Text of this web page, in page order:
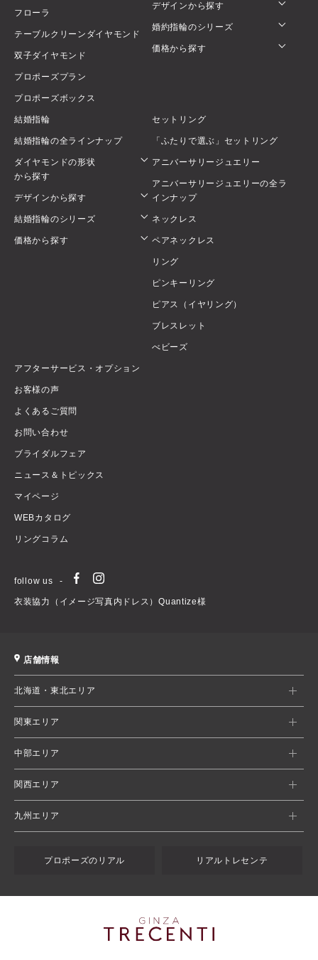
フローラ
テーブルクリーンダイヤモンド
双子ダイヤモンド
プロポーズプラン
プロポーズボックス
デザインから探す
婚約指輪のシリーズ
価格から探す
結婚指輪
結婚指輪の全ラインナップ
ダイヤモンドの形状
から探す
デザインから探す
結婚指輪のシリーズ
価格から探す
セットリング
「ふたりで選ぶ」セットリング
アニバーサリージュエリー
アニバーサリージュエリーの全ラ
インナップ
ネックレス
ペアネックレス
リング
ピンキーリング
ピアス（イヤリング）
ブレスレット
べビーズ
アフターサービス・オプション
お客様の声
よくあるご質問
お問い合わせ
ブライダルフェア
ニュース＆トピックス
マイページ
WEBカタログ
リングコラム
follow us
衣装協力（イメージ写真内ドレス）Quantize様
店舗情報
北海道・東北エリア
関東エリア
中部エリア
関西エリア
九州エリア
プロポーズのリアル リアルトレセンテ